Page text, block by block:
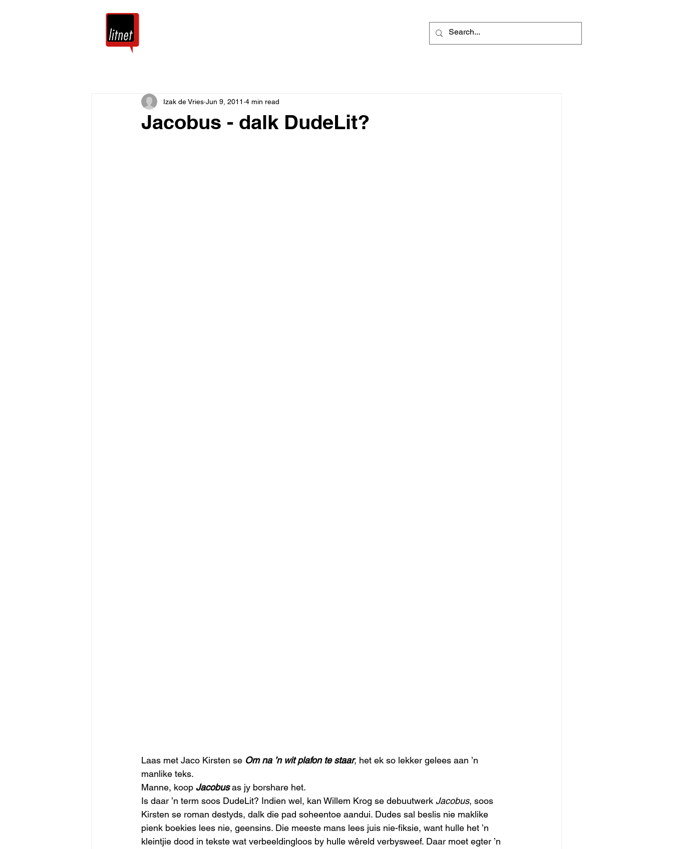
Jacobus - dalk DudeLit?
Izak de Vries Jun 9, 2011 4 min read
Laas met Jaco Kirsten se Om na ’n wit plafon te staar, het ek so lekker gelees aan ’n
manlike teks.
Manne, koop Jacobus as jy borshare het.
Is daar ’n term soos DudeLit? Indien wel, kan Willem Krog se debuutwerk Jacobus, soos
Kirsten se roman destyds, dalk die pad soheentoe aandui. Dudes sal beslis nie maklike
pienk boekies lees nie, geensins. Die meeste mans lees juis nie-fiksie, want hulle het ’n
kleintjie dood in tekste wat verbeeldingloos by hulle wêreld verbysweef. Daar moet egter ’n